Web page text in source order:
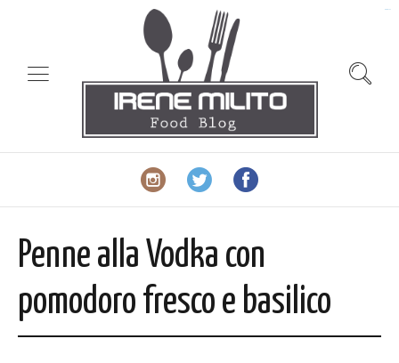
Penne alla Vodka con
pomodoro fresco e basilico